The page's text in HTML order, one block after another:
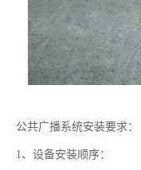
公共广播系统安装要求：
1、设备安装顺序：